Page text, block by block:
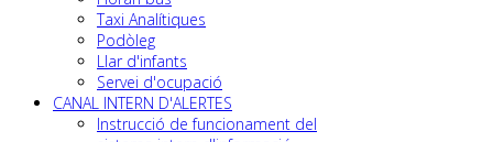
Taxi Analítiques
Podòleg
Llar d'infants
Servei d'ocupació
CANAL INTERN D'ALERTES
Instrucció de funcionament del